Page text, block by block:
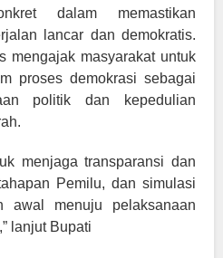
dalam memastikan
lancar dan demokratis.
mengajak masyarakat untuk
proses demokrasi sebagai
politik dan kepedulian
menjaga transparansi dan
Pemilu, dan simulasi
awal menuju pelaksanaan
lanjut Bupati